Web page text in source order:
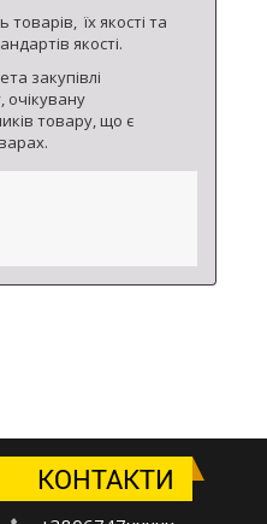
їх якості та
якості.
закупівлі
очікувану
товару, що є
КОНТАКТИ